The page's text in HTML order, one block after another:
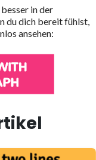
in der
du dich bereit fühlst,
ansehen: